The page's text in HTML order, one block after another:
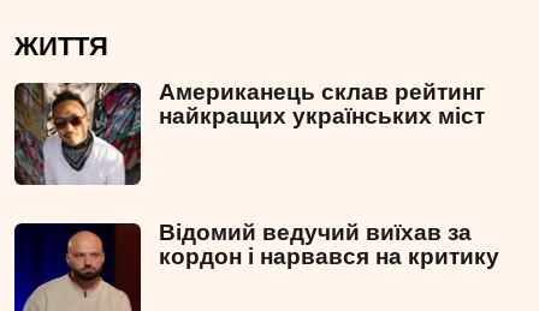
ЖИТТЯ
Американець склав рейтинг
найкращих українських міст
Відомий ведучий виїхав за
кордон і нарвався на критику